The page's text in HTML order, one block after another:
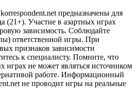
предназначены для
(21+). Участие в азартных играх
зависимость. Соблюдайте
ответственной игры. При
признаков зависимости
к специалисту. Помните, что
играх не может являться источником
работе. Информационный
не проводит игры на реальные